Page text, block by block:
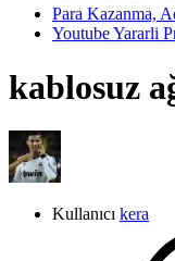
Para Kazanma,
Youtube Yararli
kablosuz
Kullanıcı kera